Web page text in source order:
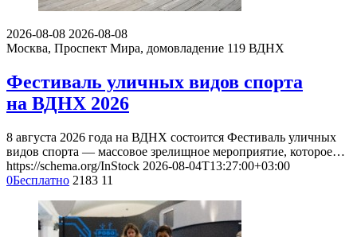
2026-08-08 2026-08-08
Москва, Проспект Мира, домовладение 119 ВДНХ
Фестиваль уличных видов спорта
на ВДНХ 2026
8 августа 2026 года на ВДНХ состоится Фестиваль уличных
видов спорта — массовое зрелищное мероприятие, которое…
https://schema.org/InStock 2026-08-04T13:27:00+03:00
0Бесплатно 2183 11